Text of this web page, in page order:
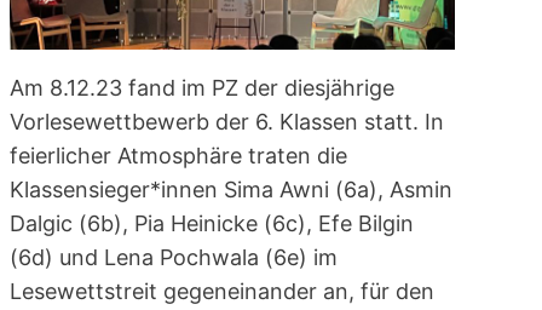
Am 8.12.23 fand im PZ der diesjährige
Vorlesewettbewerb der 6. Klassen statt. In
feierlicher Atmosphäre traten die
Klassensieger*innen Sima Awni (6a), Asmin
Dalgic (6b), Pia Heinicke (6c), Efe Bilgin
(6d) und Lena Pochwala (6e) im
Lesewettstreit gegeneinander an, für den